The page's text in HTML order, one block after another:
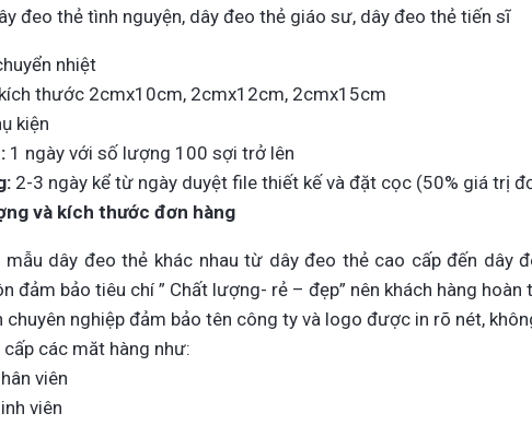
đeo thẻ tình nguyện, dây đeo thẻ giáo sư, dây đeo thẻ tiến sĩ
nhiệt
thước 2cmx10cm, 2cmx12cm, 2cmx15cm
kiện
1 ngày với số lượng 100 sợi trở lên
2-3 ngày kể từ ngày duyệt file thiết kế và đặt cọc (50% giá trị
và kích thước đơn hàng
dây đeo thẻ khác nhau từ dây đeo thẻ cao cấp đến dây
đảm bảo tiêu chí ” Chất lượng- rẻ – đẹp” nên khách hàng hoàn
chuyên nghiệp đảm bảo tên công ty và logo được in rõ nét,
các măt hàng như:
viên
viên